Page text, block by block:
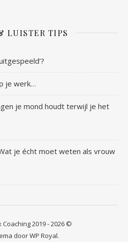
LUISTER TIPS
je werk…
je mond houdt terwijl je het
je écht moet weten als vrouw
2019 - 2026 ©
doorWP Royal.